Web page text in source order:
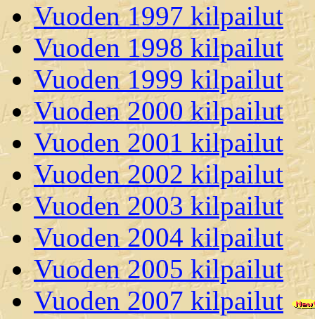
Vuoden 1997 kilpailut
Vuoden 1998 kilpailut
Vuoden 1999 kilpailut
Vuoden 2000 kilpailut
Vuoden 2001 kilpailut
Vuoden 2002 kilpailut
Vuoden 2003 kilpailut
Vuoden 2004 kilpailut
Vuoden 2005 kilpailut
Vuoden 2007 kilpailut